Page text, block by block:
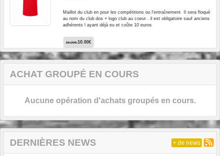
Maillot du club en pour les compétitions ou l'entraînement Il sera floqué
au nom du club dos + logo club au coeur . il est obligatoire sauf anciens
adhérents l ayant déjà eu et coûte 10 euros
15.00€10.00€
ACHAT GROUPÉ EN COURS
Aucune opération d'achats groupés en cours.
DERNIÈRES NEWS + de news